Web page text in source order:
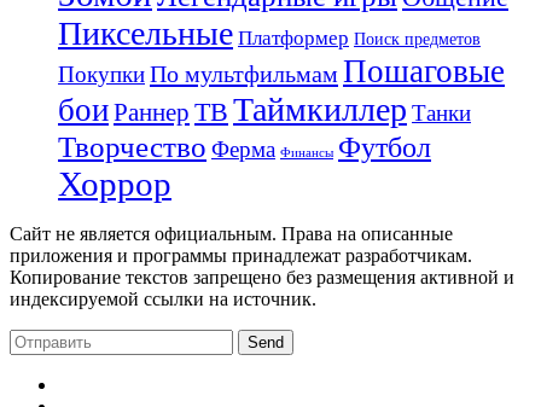
Пиксельные Платформер Поиск предметов
ПокупкиПо мультфильмам Пошаговые
боиРаннер ТВ Таймкиллер Танки
Творчество Ферма Финансы Футбол
Хоррор
Сайт не является официальным. Права на описанные
приложения и программы принадлежат разработчикам.
Копирование текстов запрещено без размещения активной и
индексируемой ссылки на источник.
Send